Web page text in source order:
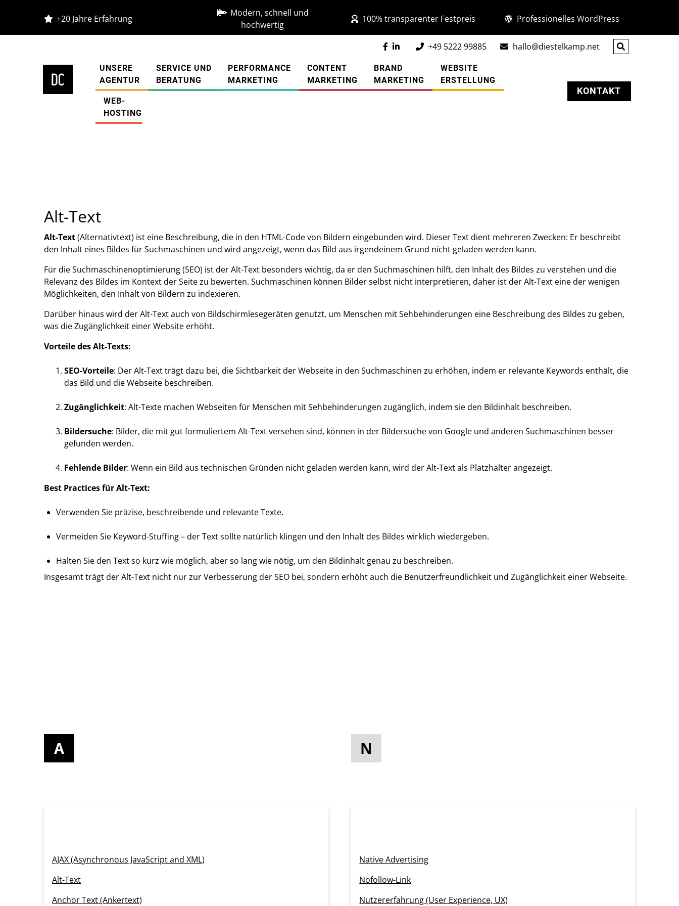
+20 Jahre Erfahrung
Modern, schnell und
hochwertig
100% transparenter Festpreis Professionelles WordPress
+49 5222 99885 hallo@diestelkamp.net
UNSERE
AGENTUR
SERVICE UND
BERATUNG
PERFORMANCE
MARKETING
CONTENT
MARKETING
BRAND
MARKETING
WEBSITE
ERSTELLUNG
WEB-
HOSTING
KONTAKT
Diestelkamp Agentur»
Alt-Text
Alt-Text(Alternativtext) ist eine Beschreibung, die in den HTML-Code von Bildern eingebunden wird. Dieser Text dient mehreren Zwecken: Er beschreibt
den Inhalt eines Bildes für Suchmaschinen und wird angezeigt, wenn das Bild aus irgendeinem Grund nicht geladen werden kann.
Für die Suchmaschinenoptimierung (SEO) ist der Alt-Text besonders wichtig, da er den Suchmaschinen hilft, den Inhalt des Bildes zu verstehen und die
Relevanz des Bildes im Kontext der Seite zu bewerten. Suchmaschinen können Bilder selbst nicht interpretieren, daher ist der Alt-Text eine der wenigen
Möglichkeiten, den Inhalt von Bildern zu indexieren.
Darüber hinaus wird der Alt-Text auch von Bildschirmlesegeräten genutzt, um Menschen mit Sehbehinderungen eine Beschreibung des Bildes zu geben,
was die Zugänglichkeit einer Website erhöht.
Vorteile des Alt-Texts:
SEO-Vorteile: Der Alt-Text trägt dazu bei, die Sichtbarkeit der Webseite in den Suchmaschinen zu erhöhen, indem er relevante Keywords enthält, die
das Bild und die Webseite beschreiben.
Zugänglichkeit: Alt-Texte machen Webseiten für Menschen mit Sehbehinderungen zugänglich, indem sie den Bildinhalt beschreiben.
Bildersuche: Bilder, die mit gut formuliertem Alt-Text versehen sind, können in der Bildersuche von Google und anderen Suchmaschinen besser
gefunden werden.
Fehlende Bilder: Wenn ein Bild aus technischen Gründen nicht geladen werden kann, wird der Alt-Text als Platzhalter angezeigt.
Best Practices für Alt-Text:
Verwenden Sie präzise, beschreibende und relevante Texte.
Vermeiden Sie Keyword-Stuffing – der Text sollte natürlich klingen und den Inhalt des Bildes wirklich wiedergeben.
Halten Sie den Text so kurz wie möglich, aber so lang wie nötig, um den Bildinhalt genau zu beschreiben.
Insgesamt trägt der Alt-Text nicht nur zur Verbesserung der SEO bei, sondern erhöht auch die Benutzerfreundlichkeit und Zugänglichkeit einer Webseite.
A
AJAX (Asynchronous JavaScript and XML)
Alt-Text
Anchor Text (Ankertext)
N
Native Advertising
Nofollow-Link
Nutzererfahrung (User Experience, UX)